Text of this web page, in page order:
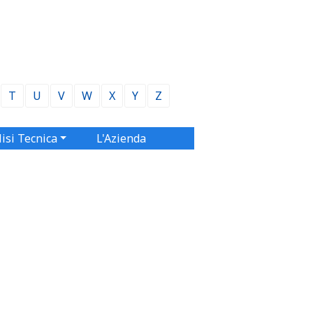
T U V W X Y Z
Tecnica L'Azienda